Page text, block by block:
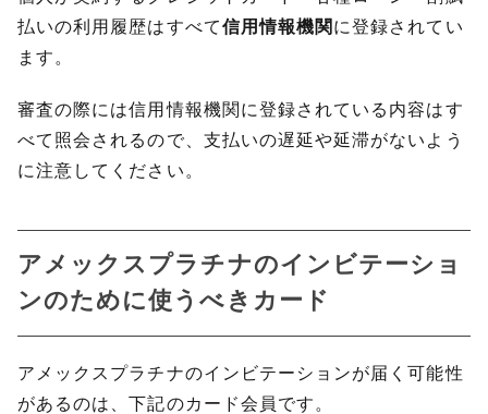
払いの利用履歴はすべて信用情報機関 に登録されてい
ます。
審査の際には信用情報機関に登録されている内容はす
べて照会されるので、支払いの遅延や延滞がないよう
に注意してください。
アメックスプラチナのインビテーショ
ンのために使うべきカード
アメックスプラチナのインビテーションが届く可能性
があるのは、下記のカード会員です。